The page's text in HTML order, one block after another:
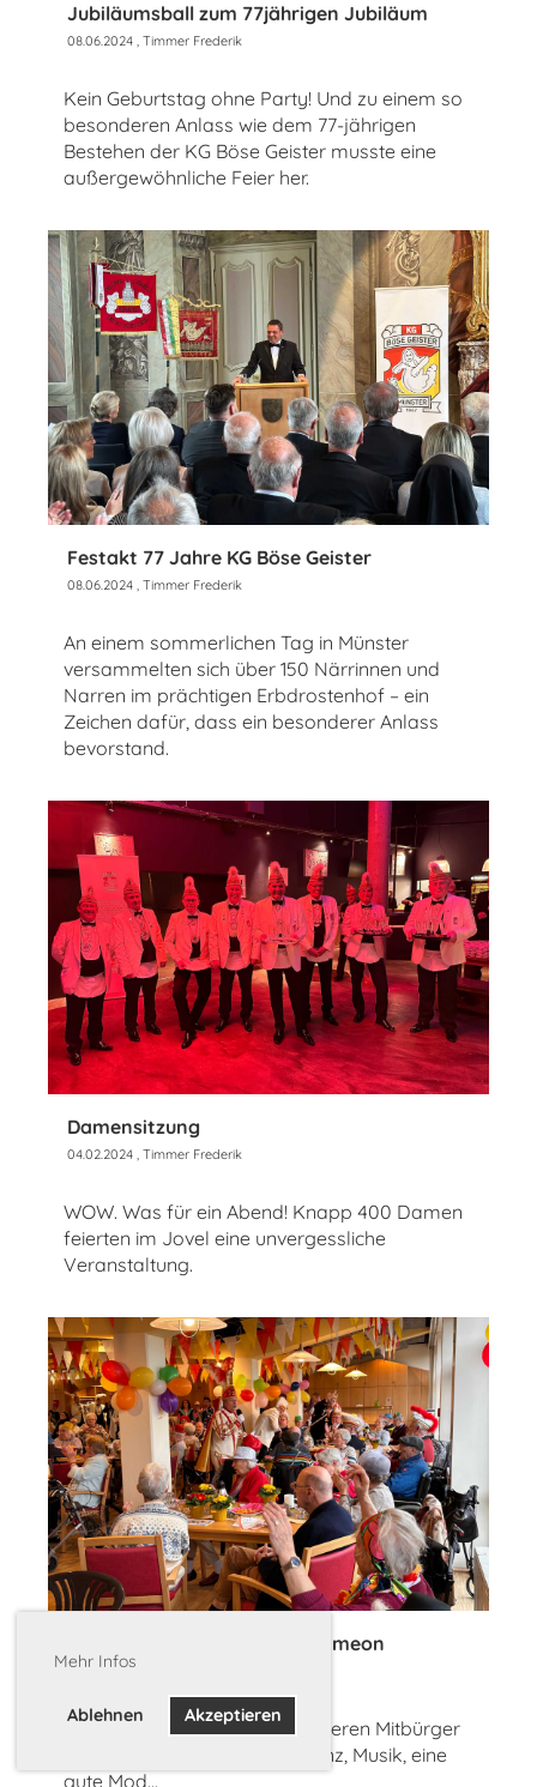
Mehr Infos
Ablehnen Akzeptieren
Jubiläumsball zum 77jährigen Jubiläum
08.06.2024 , Timmer Frederik
Kein Geburtstag ohne Party! Und zu einem so
besonderen Anlass wie dem 77-jährigen
Bestehen der KG Böse Geister musste eine
außergewöhnliche Feier her.
Festakt 77 Jahre KG Böse Geister
08.06.2024 , Timmer Frederik
An einem sommerlichen Tag in Münster
versammelten sich über 150 Närrinnen und
Narren im prächtigen Erbdrostenhof – ein
Zeichen dafür, dass ein besonderer Anlass
bevorstand.
Damensitzung
04.02.2024 , Timmer Frederik
WOW. Was für ein Abend! Knapp 400 Damen
feierten im Jovel eine unvergessliche
Veranstaltung.
Seniorenkarneval im Haus Simeon
26.01.2024, Timmer Frederik
Was braucht es, um unsere älteren Mitbürger
in Stimmung zu versetzen? Tanz, Musik, eine
gute Mod...